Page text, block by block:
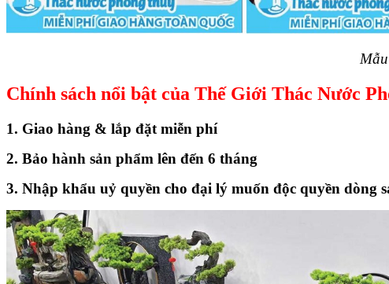
Chính sách nổi bật của Thế Giới Thác Nước
1. Giao hàng & lắp đặt miễn phí
2. Bảo hành sản phẩm lên đến 6 tháng
3. Nhập khẩu uỷ quyền cho đại lý muốn độc quyền dòng